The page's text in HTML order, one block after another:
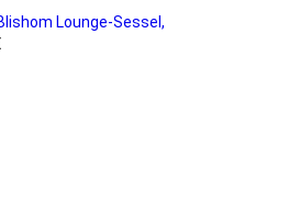
Lounge-Sessel,